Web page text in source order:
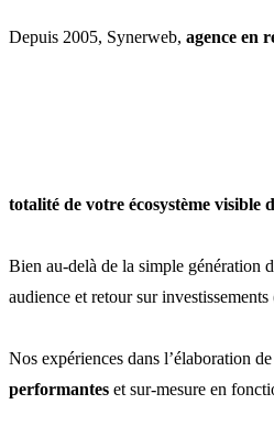
Depuis 2005, Synerweb, agence en
totalité de votre écosystème visible
Bien au-delà de la simple génération
audience et retour sur
Nos expériences dans l’élaboration de
performantes et sur-mesure en